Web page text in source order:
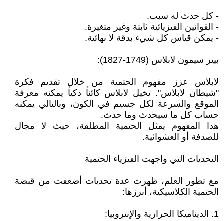
- كل حدث له سبب.
- القوانين الفيزيائية ثابتة وغير متغيرة.
- يمكن قياس كل شيء بدقة لا نهائية.
بيير سيمون لابلاس (1749-1827):
لابلاس عزز مفهوم الحتمية من خلال تقديم فكرة
"شيطان لابلاس". تخيل لابلاس كائناً ذكياً يمكنه معرفة
الموقع والسرعة لكل جسيم في الكون، وبالتالي يمكنه
حساب كل ما سيحدث وما حدث.
هذا المفهوم يمثل الحتمية المطلقة، حيث لا مجال
للصدفة أو العشوائية.
التحديات التي واجهت الفيزياء الحتمية
مع تطور العلم، ظهرت عدة تحديات أضعفت من قبضة
الحتمية الكلاسيكية، أبرزها:
1. الديناميكا الحرارية والإنتروبيا: